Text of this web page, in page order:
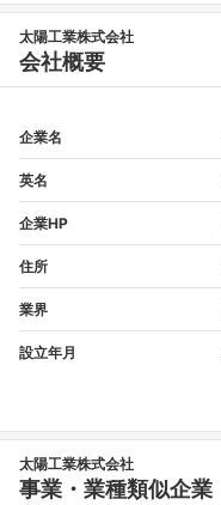
太陽工業株式会社
会社概要
企業名
英名
企業HP
住所
業界
設立年月
太陽工業株式会社
事業・業種類似企業